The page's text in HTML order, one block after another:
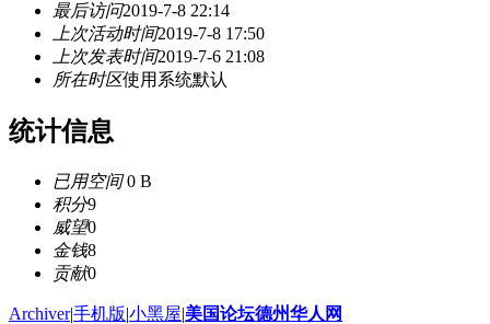
最后访问2019-7-8 22:14
上次活动时间2019-7-8 17:50
上次发表时间2019-7-6 21:08
所在时区使用系统默认
统计信息
已用空间0 B
积分9
威望0
金钱8
贡献0
Archiver|手机版|小黑屋|美国论坛德州华人网